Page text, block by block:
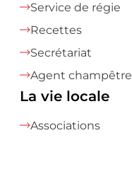
Service de régie
Recettes
Secrétariat
Agent champêtre
La vie locale
Associations